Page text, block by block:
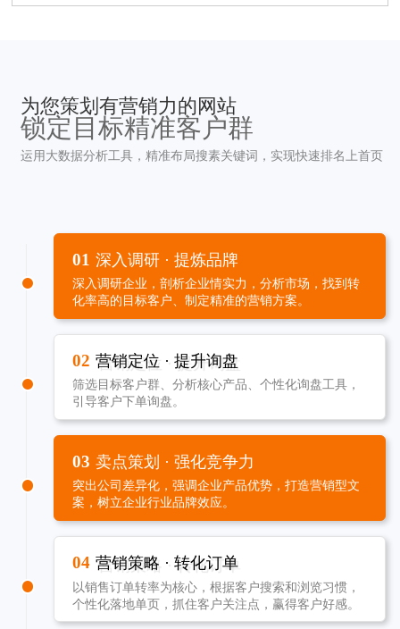
为您策划有营销力的网站
锁定目标精准客户群
运用大数据分析工具，精准布局搜素关键词，实现快速排名上首页
01 深入调研 · 提炼品牌
深入调研企业，剖析企业情实力，分析市场，找到转
化率高的目标客户、制定精准的营销方案。
02 营销定位 · 提升询盘
筛选目标客户群、分析核心产品、个性化询盘工具，
引导客户下单询盘。
03 卖点策划 · 强化竞争力
突出公司差异化，强调企业产品优势，打造营销型文
案，树立企业行业品牌效应。
04 营销策略 · 转化订单
以销售订单转率为核心，根据客户搜索和浏览习惯，
个性化落地单页，抓住客户关注点，赢得客户好感。